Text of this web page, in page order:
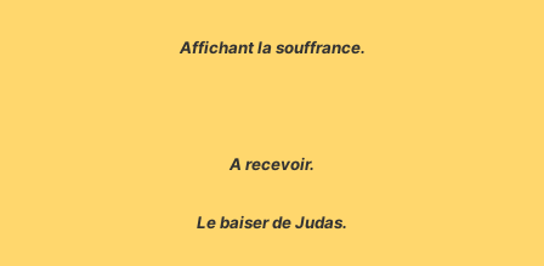
Affichant la souffrance.
A recevoir.
Le baiser de Judas.